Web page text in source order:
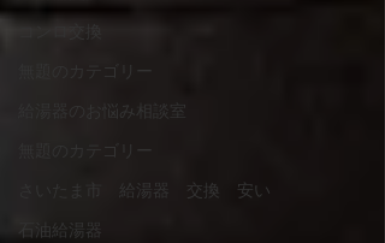
無題のカテゴリー
給湯器のお悩み相談室
無題のカテゴリー
さいたま市 給湯器 交換 安い
石油給湯器